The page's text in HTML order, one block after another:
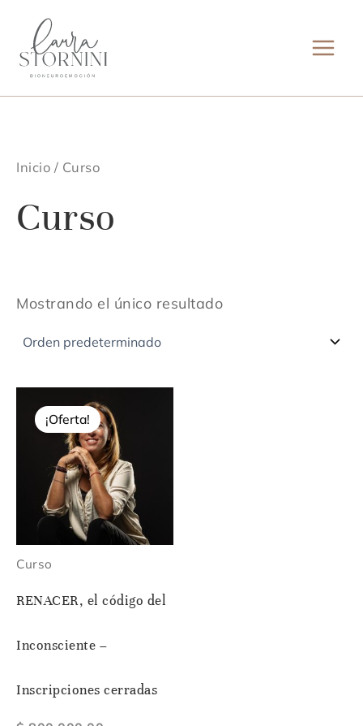
contenido
Inicio / Curso
Curso
Mostrando el único resultado
¡Oferta!
Curso
RENACER, el código del
Inconsciente –
Inscripciones cerradas
precio
original
era:
$ 800.000,00.
precio
actual
es:
$ 400.000,00.